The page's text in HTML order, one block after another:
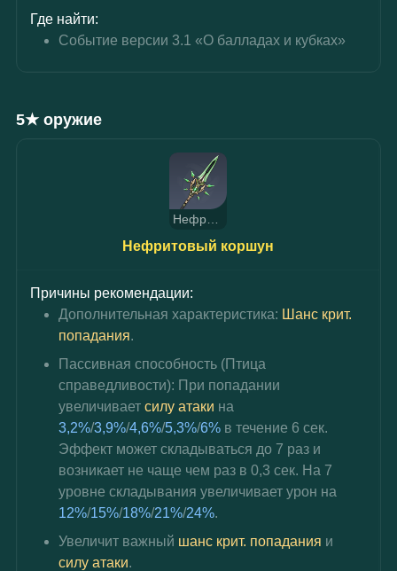
Где найти:
Событие версии 3.1 «О балладах и кубках»
5★ оружие
Нефритовый коршун
Нефритовый коршун
Причины рекомендации:
Дополнительная характеристика: Шанс крит.
попадания.
Пассивная способность (Птица
справедливости): При попадании
увеличивает силу атаки на
3,2%/3,9%/4,6%/5,3%/6% в течение 6 сек.
Эффект может складываться до 7 раз и
возникает не чаще чем раз в 0,3 сек. На 7
уровне складывания увеличивает урон на
12%/15%/18%/21%/24%.
Увеличит важный шанс крит. попадания и
силу атаки.